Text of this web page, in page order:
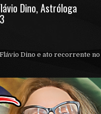
Dino, Astróloga
Dino e ato recorrente no